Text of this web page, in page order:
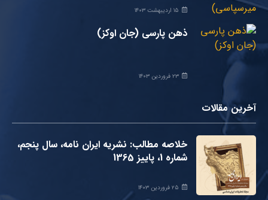
۱۵ اردیبهشت ۱۴۰۳
ذهن پارسی (جان اوکز)
۲۳ فروردین ۱۴۰۳
آخرین مقالات
خلاصه مطالب: نشریه ایران نامه، سال پنجم،
شماره 1، پاییز 1365
۲۵ فروردین ۱۴۰۳